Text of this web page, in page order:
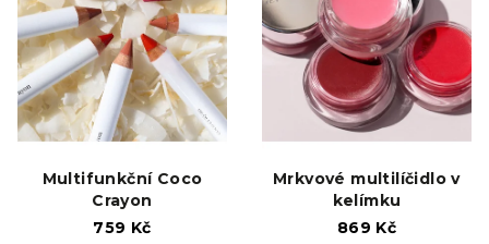
ů
p
r
o
d
u
Multifunkční Coco
Crayon
759 Kč
Mrkvové multilíčidlo v
kelímku
869 Kč